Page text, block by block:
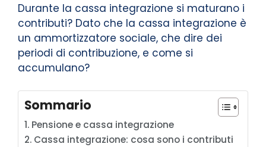
Durante la cassa integrazione si maturano i
contributi? Dato che la cassa integrazione è
un ammortizzatore sociale, che dire dei
periodi di contribuzione, e come si
accumulano?
Sommario
Pensione e cassa integrazione
Cassa integrazione: cosa sono i contributi